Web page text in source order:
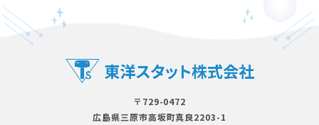
〒729-0472
広島県三原市⾼坂町真良2203-1